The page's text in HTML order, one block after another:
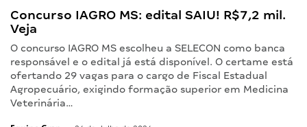
Concurso IAGRO MS: edital SAIU! R$7,2 mil.
Veja
O concurso IAGRO MS escolheu a SELECON como banca
responsável e o edital já está disponível. O certame está
ofertando 29 vagas para o cargo de Fiscal Estadual
Agropecuário, exigindo formação superior em Medicina
Veterinária…